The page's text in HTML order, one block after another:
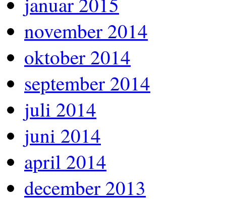
november 2014
oktober 2014
september 2014
juli 2014
juni 2014
april 2014
december 2013